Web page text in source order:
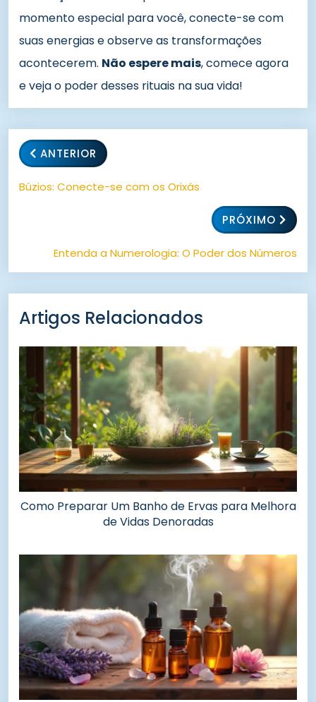
momento especial para você, conecte-se com
suas energias e observe as transformações
acontecerem. Não espere mais, comece agora
e veja o poder desses rituais na sua vida!
ANTERIOR
Búzios: Conecte-se com os Orixás
PRÓXIMO
Entenda a Numerologia: O Poder dos Números
Artigos Relacionados
Como Preparar Um Banho de Ervas para Melhora
de Vidas Denoradas